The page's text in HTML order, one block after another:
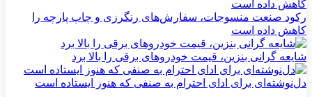
رکود صنعت منسوجات، سفارش‌های رنگرزی و چاپ پارچه را
کاهش داده است
شایعه گرانی بنزین، قیمت خودروهای برقی را بالا برد
دل‌نوشته‌ای برای ادای احترام به صنفی که هنوز ایستاده است